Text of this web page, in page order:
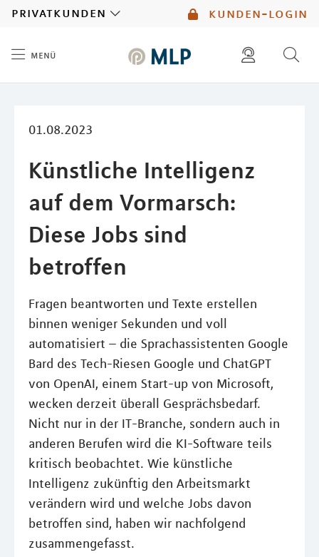
kunden-login
privatkunden
menü
01.08.2023
Künstliche Intelligenz
auf dem Vormarsch:
Diese Jobs sind
betroffen
Fragen beantworten und Texte erstellen
binnen weniger Sekunden und voll
automatisiert – die Sprachassistenten Google
Bard des Tech-Riesen Google und ChatGPT
von OpenAI, einem Start-up von Microsoft,
wecken derzeit überall Gesprächsbedarf.
Nicht nur in der IT-Branche, sondern auch in
anderen Berufen wird die KI-Software teils
kritisch beobachtet. Wie künstliche
Intelligenz zukünftig den Arbeitsmarkt
verändern wird und welche Jobs davon
betroffen sind, haben wir nachfolgend
zusammengefasst.